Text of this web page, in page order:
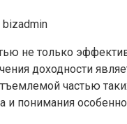
bizadmin
не только
доходности
частью
понимания